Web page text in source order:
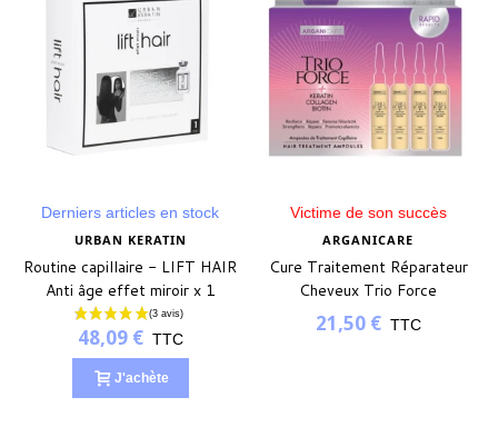
Derniers articles en stock
URBAN KERATIN
Routine capillaire - LIFT HAIR
Anti âge effet miroir x 1
ampoule
48,09 € TTC
J'achète
Victime de son succès
ARGANICARE
Cure Traitement Réparateur
Cheveux Trio Force
Arganicare 4x10ml
21,50 € TTC